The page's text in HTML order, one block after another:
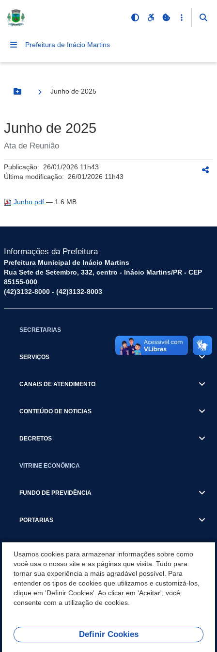
Prefeitura de Inácio Martins
Botão Menu
Junho de 2025
Junho de 2025
Ata de Reunião
Publicação: 26/01/2026 11h43
Última modificação: 26/01/2026 11h43
Junho.pdf — 1.6 MB
Informações da Prefeitura
Prefeitura Municipal de Inácio Martins
Rua Sete de Setembro, 332, centro - Inácio Martins/PR - CEP
85155-000
(42)3132-8000 - (42)3132-8003
SECRETARIAS
SERVIÇOS
CANAIS DE ATENDIMENTO
CONTEÚDO DE NOTICIAS
DECRETOS
VITRINE ECONÔMICA
FUNDO DE PREVIDÊNCIA
PORTARIAS
CONCURSO/PSS/CONVOCAÇÃO
INCENTIVOS PÚBLICOS À PROJETOS CULTURAIS - INÁCIO
MARTINS PR
REDES SOCIAIS
Usamos cookies para armazenar informações sobre como
você usa o nosso site e as páginas que visita. Tudo para
tornar sua experiência a mais agradável possível. Para
entender os tipos de cookies que utilizamos e customizá-los,
clique em 'Definir Cookies'. Ao clicar em 'Aceitar', você
consente com a utilização de cookies.
Definir Cookies